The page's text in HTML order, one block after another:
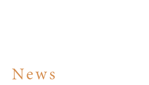
News